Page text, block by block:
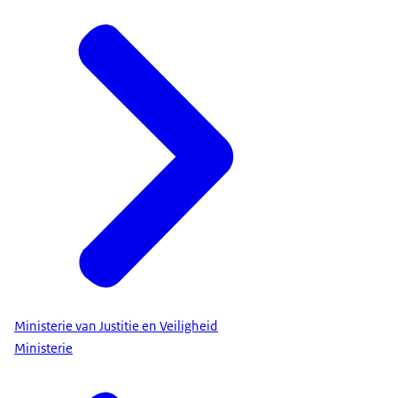
Ministerie van Justitie en Veiligheid
Ministerie